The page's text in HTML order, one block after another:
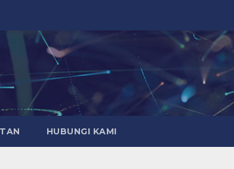
HUBUNGI KAMI